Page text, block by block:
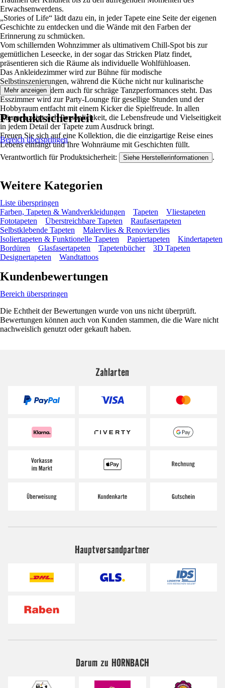
Erwachsenwerdens.
„Stories of Life“ lädt dazu ein, in jeder Tapete eine Seite der eigenen
Geschichte zu entdecken und die Wände mit den Farben der
Erinnerung zu schmücken.
Vom schillernden Wohnzimmer als ultimativem Chill-Spot bis zur
gemütlichen Leseecke, in der sogar das Stricken Platz findet,
präsentieren sich die Räume als individuelle Wohlfühloasen.
Das Ankleidezimmer wird zur Bühne für modische
Selbstinszenierungen, während die Küche nicht nur kulinarische
Kreationen, sondern auch für schräge Tanzperformances steht. Das
Esszimmer wird zur Party-Lounge für gesellige Stunden und der
Hobbyraum entfacht mit einem Kicker die Spielfreude. In allen
Räumen zeigt sich Persönlichkeit, die Lebensfreude und Vielseitigkeit
in jedem Detail der Tapete zum Ausdruck bringt.
Freuen Sie sich auf eine Kollektion, die die einzigartige Reise eines
Lebens einfängt und Ihre Wohnräume mit Geschichten füllt.
Mehr anzeigen
Produktsicherheit
Bereich überspringen
Verantwortlich für Produktsicherheit: Siehe Herstellerinformationen .
Weitere Kategorien
Liste überspringen
Farben, Tapeten & Wandverkleidungen
Tapeten
Vliestapeten
Fototapeten
Überstreichbare Tapeten
Raufasertapeten
Selbstklebende Tapeten
Malervlies & Renoviervlies
Isoliertapeten & Funktionelle Tapeten
Papiertapeten
Kindertapeten
Bordüren
Glasfasertapeten Tapetenbücher
3D Tapeten
Designertapeten
Wandtattoos
Kundenbewertungen
Bereich überspringen
Die Echtheit der Bewertungen wurde von uns nicht überprüft.
Bewertungen können auch von Kunden stammen, die die Ware nicht
nachweislich genutzt oder gekauft haben.
Zahlarten
Hauptversandpartner
Darum zu HORNBACH